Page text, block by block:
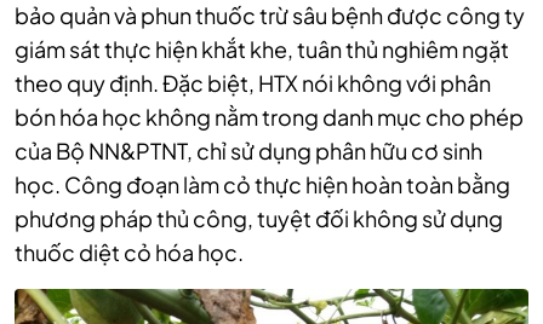
bảo quản và phun thuốc trừ sâu bệnh được công ty
giám sát thực hiện khắt khe, tuân thủ nghiêm ngặt
theo quy định. Đặc biệt, HTX nói không với phân
bón hóa học không nằm trong danh mục cho phép
của Bộ NN&PTNT, chỉ sử dụng phân hữu cơ sinh
học. Công đoạn làm cỏ thực hiện hoàn toàn bằng
phương pháp thủ công, tuyệt đối không sử dụng
thuốc diệt cỏ hóa học.